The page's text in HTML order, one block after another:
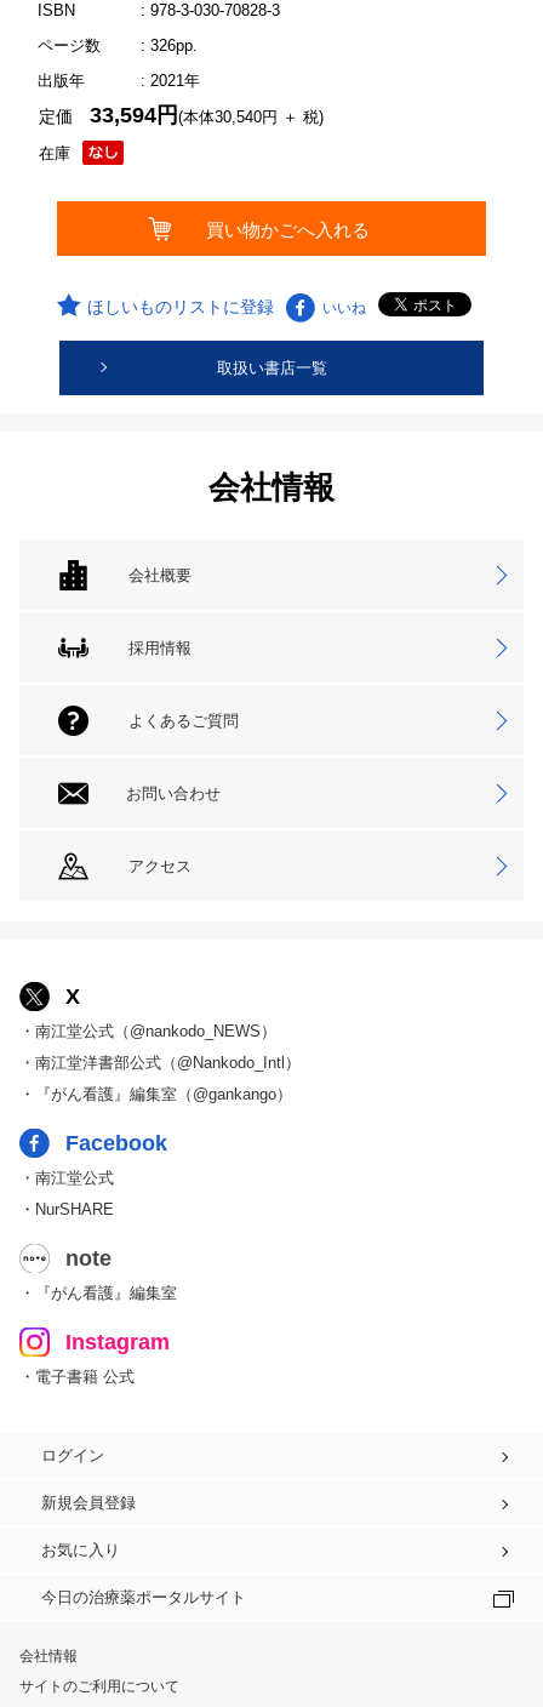
ISBN
: 978-3-030-70828-3
ページ数
: 326pp.
出版年
: 2021年
在庫
定価33,594円(本体30,540円 ＋ 税)
ほしいものリストに登録 いいね
取扱い書店一覧
会社情報
会社概要
採用情報
よくあるご質問
お問い合わせ
アクセス
X
・南江堂公式（@nankodo_NEWS）
・南江堂洋書部公式（@Nankodo_Intl）
・『がん看護』編集室（@gankango）
Facebook
・南江堂公式
・NurSHARE
note
・『がん看護』編集室
Instagram
・電子書籍 公式
ログイン
新規会員登録
お気に入り
今日の治療薬ポータルサイト
会社情報
サイトのご利用について